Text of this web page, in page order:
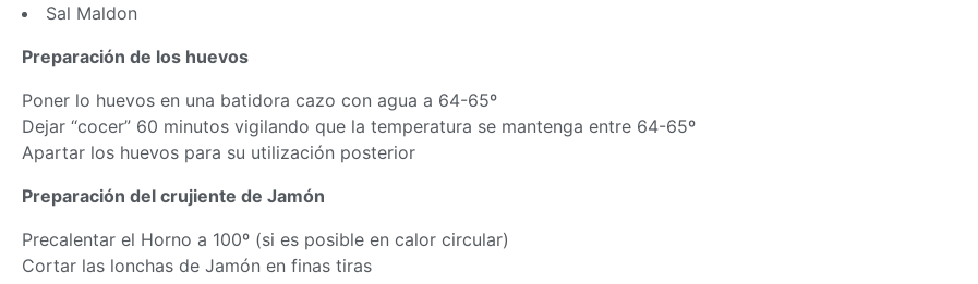
Sal Maldon
Preparación de los huevos
Poner lo huevos en una batidora cazo con agua a 64-65º
Dejar “cocer” 60 minutos vigilando que la temperatura se mantenga entre 64-65º
Apartar los huevos para su utilización posterior
Preparación del crujiente de Jamón
Precalentar el Horno a 100º (si es posible en calor circular)
Cortar las lonchas de Jamón en finas tiras